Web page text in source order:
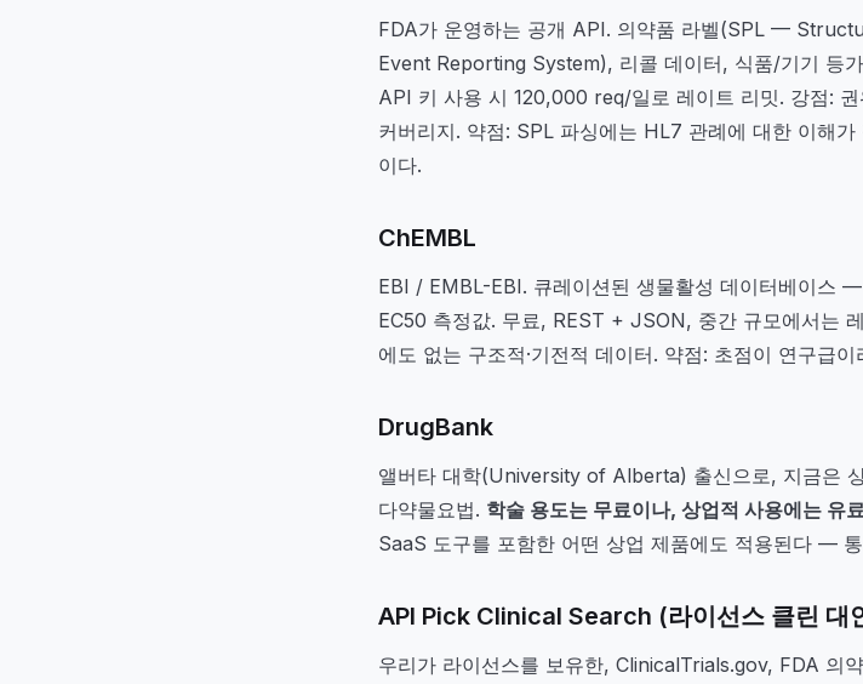
FDA가 운영하는 공개 API. 의약품 라벨(SPL —
Event Reporting System), 리콜 데이터, 식품/기기 등
API 키 사용 시 120,000 req/일로 레이트 리밋. 강점:
커버리지. 약점: SPL 파싱에는 HL7 관례에 대한 이해
이다.
ChEMBL
EBI / EMBL-EBI. 큐레이션된 생물활성 데이터베이스
EC50 측정값. 무료, REST + JSON, 중간 규모에서는
에도 없는 구조적·기전적 데이터. 약점: 초점이 연구급
DrugBank
앨버타 대학(University of Alberta) 출신으로, 지금은
다약물요법. 학술 용도는 무료이나, 상업적 사용에는 유
SaaS 도구를 포함한 어떤 상업 제품에도 적용된다 —
API Pick Clinical Search (라이선스 클린 대
우리가 라이선스를 보유한, ClinicalTrials.gov, FDA 의